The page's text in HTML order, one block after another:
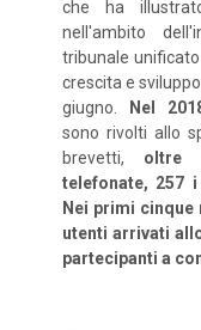
che ha
nell'ambito
tribunale
crescita e
giugno.
Nel
sono rivolti allo
brevetti, oltre
telefonate, 257
Nei primi cinque
utenti arrivati
partecipanti a